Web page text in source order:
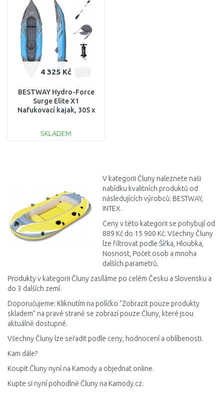
Porovnat
4 325 Kč
BESTWAY Hydro-Force
Surge Elite X1
Nafukovací kajak, 305 x
SKLADEM
V kategorii Čluny naleznete naši
nabídku kvalitních produktů od
následujících výrobců: BESTWAY,
INTEX.
Ceny v této kategorii se pohybují od
889 Kč do 15 900 Kč. Všechny Čluny
lze filtrovat podle Šířka, Hloubka,
Nosnost, Počet osob a mnoha
dalších parametrů.
Produkty v kategorii Čluny zasíláme po celém Česku a Slovensku a
do 3 dalších zemí.
Doporučujeme: Kliknutím na políčko "Zobrazit pouze produkty
skladem" na pravé straně se zobrazí pouze Čluny, které jsou
aktuálně dostupné.
Všechny Čluny lze seřadit podle ceny, hodnocení a oblíbenosti.
Kam dále?
Koupit Čluny nyní na Kamody a objednat online.
Kupte si nyní pohodlně Čluny na Kamody.cz.